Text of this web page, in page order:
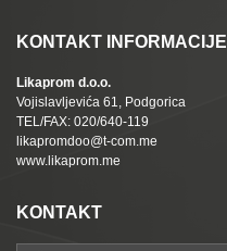
KONTAKT INFORMACIJE
Likaprom d.o.o.
Vojislavljevića 61, Podgorica
TEL/FAX: 020/640-119
likapromdoo@t-com.me
www.likaprom.me
KONTAKT